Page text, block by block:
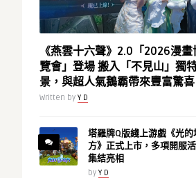
彈，
每
登
入
送
抽！〉
中
《燕雲十六聲》2.0「2026漫畫
覽會」登場 搬入「不見山」獨
景，與超人氣鵝霸帶來豐富驚喜
Written by Y D
塔羅牌Q版綫上游戲《光的
方》正式上市，多項開服
集結亮相
by Y D